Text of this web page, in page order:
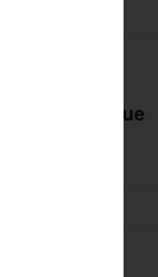
façon ludique